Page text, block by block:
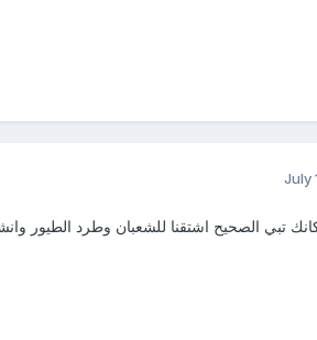
July
تبي الصحيح اشتقنا للشعبان وطرد الطيور